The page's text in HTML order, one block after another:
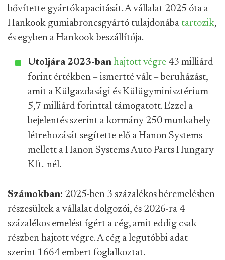
bővítette gyártókapacitását. A vállalat 2025 óta a
Hankook gumiabroncsgyártó tulajdonába tartozik,
és egyben a Hankook beszállítója.
Utoljára 2023-ban hajtott végre 43 milliárd
forint értékben – ismertté vált – beruházást,
amit a Külgazdasági és Külügyminisztérium
5,7 milliárd forinttal támogatott. Ezzel a
bejelentés szerint a kormány 250 munkahely
létrehozását segítette elő a Hanon Systems
mellett a Hanon Systems Auto Parts Hungary
Kft.-nél.
Számokban: 2025-ben 3 százalékos béremelésben
részesültek a vállalat dolgozói, és 2026-ra 4
százalékos emelést ígért a cég, amit eddig csak
részben hajtott végre. A cég a legutóbbi adat
szerint 1664 embert foglalkoztat.